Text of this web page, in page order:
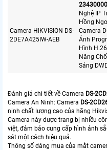
Camera HIKVISION DS-
2DE7A425IW-AEB
Nghệ IP
Hồng
Camera
Ảnh
Hình
Năng
Sáng
Đánh giá chi tiết về Camera DS-
Camera An Ninh: Camera DS-
ninh chất lượng cao của hãng
Camera này được trang bị nhiều
việt, đảm bảo cung cấp hình ảnh
sát một cách hiệu quả.
Thông số đáng mua của mắt